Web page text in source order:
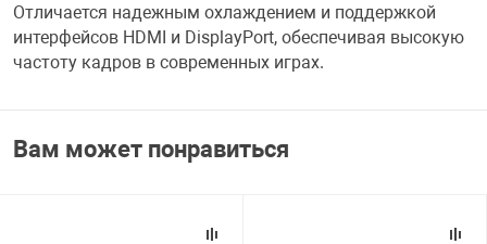
Отличается надежным охлаждением и поддержкой
интерфейсов HDMI и DisplayPort, обеспечивая высокую
частоту кадров в современных играх.
Вам может понравиться